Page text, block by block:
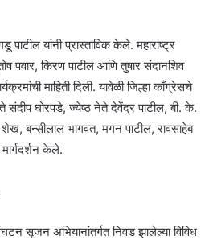
पाटील यांनी प्रास्ताविक केले. महाराष्ट्र
किरण पाटील आणि तुषार संदानशिव
माहिती दिली. यावेळी जिल्हा काँग्रेसचे
संदीप घोरपडे, ज्येष्ठ नेते देवेंद्र पाटील, बी. के.
बन्सीलाल भागवत, मगन पाटील, रावसाहेब
केले.
सृजन अभियानांतर्गत निवड झालेल्या विविध